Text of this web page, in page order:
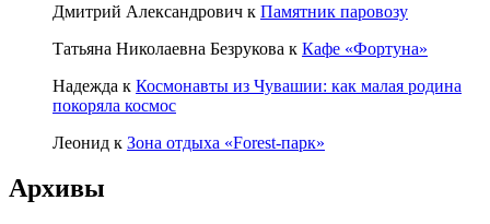
Дмитрий Александрович к Памятник паровозу
Татьяна Николаевна Безрукова к Кафе «Фортуна»
Надежда к Космонавты из Чувашии: как малая родина
покоряла космос
Леонид к Зона отдыха «Forest-парк»
Архивы